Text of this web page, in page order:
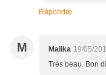
Répondre
M Malika 19/05/
Très beau. Bon